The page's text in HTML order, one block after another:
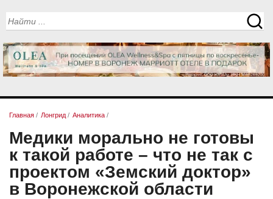
Главная / Лонгрид / Аналитика /
Медики морально не готовы
к такой работе – что не так с
проектом «Земский доктор»
в Воронежской области